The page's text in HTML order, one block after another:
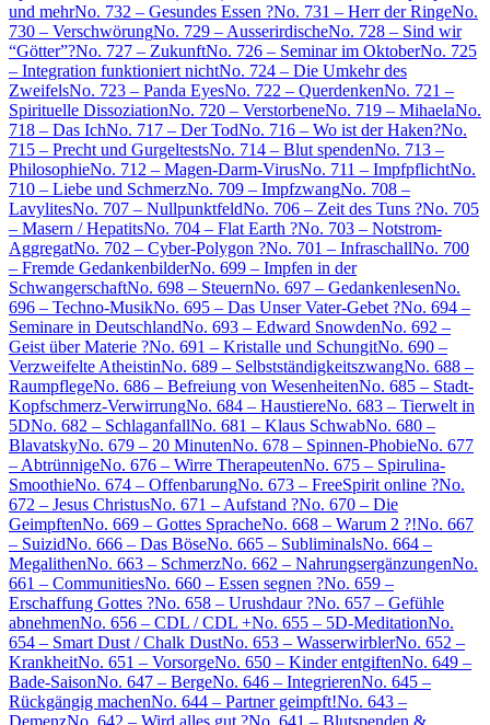
und mehrNo. 732 – Gesundes Essen ?No. 731 – Herr der RingeNo.
730 – VerschwörungNo. 729 – AusserirdischeNo. 728 – Sind wir
“Götter”?No. 727 – ZukunftNo. 726 – Seminar im OktoberNo. 725
– Integration funktioniert nichtNo. 724 – Die Umkehr des
ZweifelsNo. 723 – Panda EyesNo. 722 – QuerdenkenNo. 721 –
Spirituelle DissoziationNo. 720 – VerstorbeneNo. 719 – MihaelaNo.
718 – Das IchNo. 717 – Der TodNo. 716 – Wo ist der Haken?No.
715 – Precht und GurgeltestsNo. 714 – Blut spendenNo. 713 –
PhilosophieNo. 712 – Magen-Darm-VirusNo. 711 – ImpfpflichtNo.
710 – Liebe und SchmerzNo. 709 – ImpfzwangNo. 708 –
LavylitesNo. 707 – NullpunktfeldNo. 706 – Zeit des Tuns ?No. 705
– Masern / HepatitsNo. 704 – Flat Earth ?No. 703 – Notstrom-
AggregatNo. 702 – Cyber-Polygon ?No. 701 – InfraschallNo. 700
– Fremde GedankenbilderNo. 699 – Impfen in der
SchwangerschaftNo. 698 – SteuernNo. 697 – GedankenlesenNo.
696 – Techno-MusikNo. 695 – Das Unser Vater-Gebet ?No. 694 –
Seminare in DeutschlandNo. 693 – Edward SnowdenNo. 692 –
Geist über Materie ?No. 691 – Kristalle und SchungitNo. 690 –
Verzweifelte AtheistinNo. 689 – SelbstständigkeitszwangNo. 688 –
RaumpflegeNo. 686 – Befreiung von WesenheitenNo. 685 – Stadt-
Kopfschmerz-VerwirrungNo. 684 – HaustiereNo. 683 – Tierwelt in
5DNo. 682 – SchlaganfallNo. 681 – Klaus SchwabNo. 680 –
BlavatskyNo. 679 – 20 MinutenNo. 678 – Spinnen-PhobieNo. 677
– AbtrünnigeNo. 676 – Wirre TherapeutenNo. 675 – Spirulina-
SmoothieNo. 674 – OffenbarungNo. 673 – FreeSpirit online ?No.
672 – Jesus ChristusNo. 671 – Aufstand ?No. 670 – Die
GeimpftenNo. 669 – Gottes SpracheNo. 668 – Warum 2 ?!No. 667
– SuizidNo. 666 – Das BöseNo. 665 – SubliminalsNo. 664 –
MegalithenNo. 663 – SchmerzNo. 662 – NahrungsergänzungenNo.
661 – CommunitiesNo. 660 – Essen segnen ?No. 659 –
Erschaffung Gottes ?No. 658 – Urushdaur ?No. 657 – Gefühle
abnehmenNo. 656 – CDL / CDL +No. 655 – 5D-MeditationNo.
654 – Smart Dust / Chalk DustNo. 653 – WasserwirblerNo. 652 –
KrankheitNo. 651 – VorsorgeNo. 650 – Kinder entgiftenNo. 649 –
Bade-SaisonNo. 647 – BergeNo. 646 – IntegrierenNo. 645 –
Rückgängig machenNo. 644 – Partner geimpft!No. 643 –
DemenzNo. 642 – Wird alles gut ?No. 641 – Blutspenden &